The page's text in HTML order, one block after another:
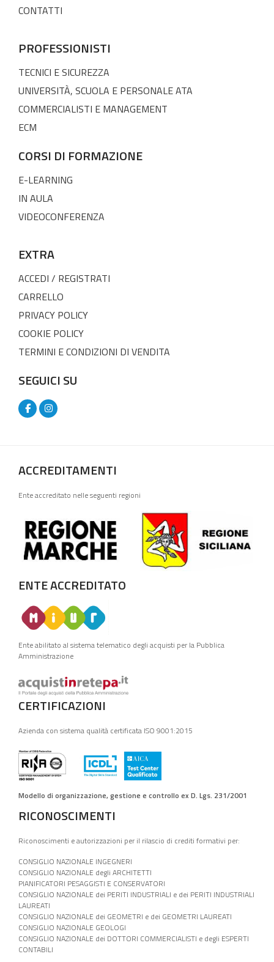
CONTATTI
PROFESSIONISTI
TECNICI E SICUREZZA
UNIVERSITÀ, SCUOLA E PERSONALE ATA
COMMERCIALISTI E MANAGEMENT
ECM
CORSI DI FORMAZIONE
E-LEARNING
IN AULA
VIDEOCONFERENZA
EXTRA
ACCEDI / REGISTRATI
CARRELLO
PRIVACY POLICY
COOKIE POLICY
TERMINI E CONDIZIONI DI VENDITA
SEGUICI SU
ACCREDITAMENTI
Ente accreditato nelle seguenti regioni
ENTE ACCREDITATO
Ente abilitato al sistema telematico degli acquisti per la Pubblica
Amministrazione
CERTIFICAZIONI
Azienda con sistema qualità certificata ISO 9001:2015
Modello di organizzazione, gestione e controllo ex D. Lgs. 231/2001
RICONOSCIMENTI
Riconoscimenti e autorizzazioni per il rilascio di crediti formativi per:
CONSIGLIO NAZIONALE INGEGNERI
CONSIGLIO NAZIONALE degli ARCHITETTI
PIANIFICATORI PESAGGISTI E CONSERVATORI
CONSIGLIO NAZIONALE dei PERITI INDUSTRIALI e dei PERITI INDUSTRIALI
LAUREATI
CONSIGLIO NAZIONALE dei GEOMETRI e dei GEOMETRI LAUREATI
CONSIGLIO NAZIONALE GEOLOGI
CONSIGLIO NAZIONALE dei DOTTORI COMMERCIALISTI e degli ESPERTI
CONTABILI